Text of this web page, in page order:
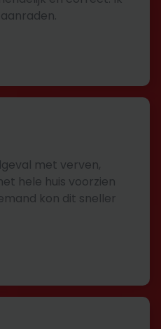
met verven,
hele huis voorzien
kon dit sneller